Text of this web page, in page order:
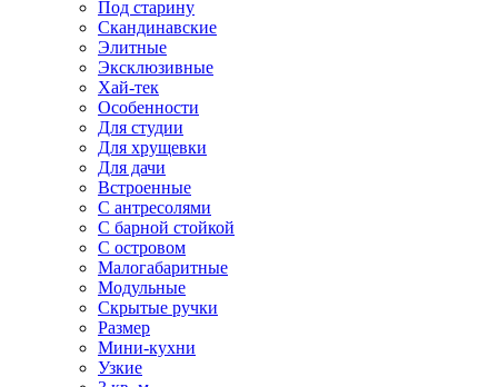
Под старину
Скандинавские
Элитные
Эксклюзивные
Хай-тек
Особенности
Для студии
Для хрущевки
Для дачи
Встроенные
С антресолями
С барной стойкой
С островом
Малогабаритные
Модульные
Скрытые ручки
Размер
Мини-кухни
Узкие